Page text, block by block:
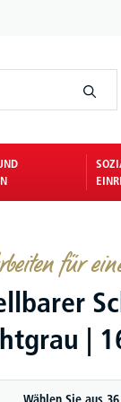
für
|